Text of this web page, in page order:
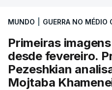
MUNDO GUERRA NO MÉDIO
Primeiras
desde fevereiro.
Pezeshkian
Mojtaba